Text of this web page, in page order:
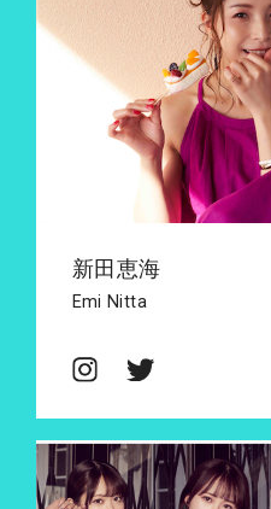
新田恵海
Emi Nitta